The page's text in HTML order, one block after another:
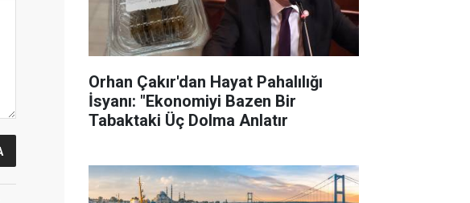
Orhan Çakır'dan Hayat Pahalılığı
İsyanı: "Ekonomiyi Bazen Bir
Tabaktaki Üç Dolma Anlatır